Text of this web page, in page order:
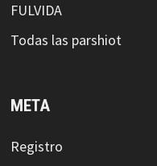
FULVIDA
Todas las parshiot
META
Registro